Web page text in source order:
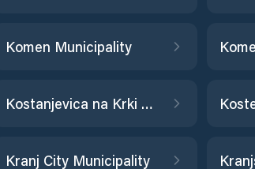
Komen Municipality
Kostanjevica na Krki Municipality
Kranj City Municipality